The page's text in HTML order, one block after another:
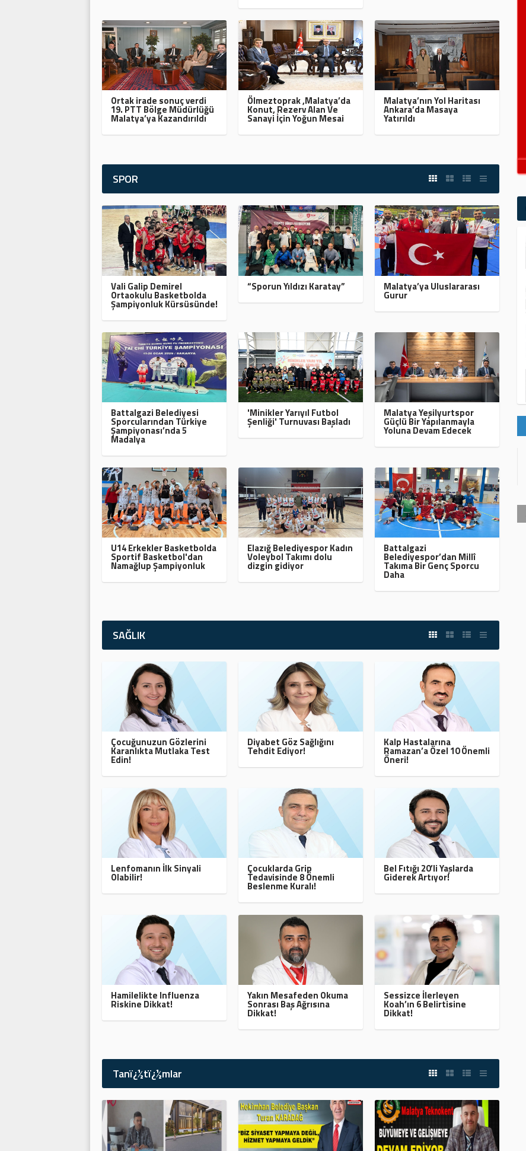
Ortak irade sonuç verdi
19. PTT Bölge Müdürlüğü
Malatya’ya Kazandırıldı
Ölmeztoprak ,Malatya’da
Konut, Rezerv Alan Ve
Sanayi İçin Yoğun Mesai
Malatya’nın Yol Haritası
Ankara’da Masaya
Yatırıldı
SPOR
Vali Galip Demirel
Ortaokulu Basketbolda
Şampiyonluk Kürsüsünde!
“Sporun Yıldızı Karatay” Malatya’ya Uluslararası
Gurur
Battalgazi Belediyesi
Sporcularından Türkiye
Şampiyonası’nda 5
Madalya
'Minikler Yarıyıl Futbol
Şenliği' Turnuvası Başladı
Malatya Yeşilyurtspor
Güçlü Bir Yapılanmayla
Yoluna Devam Edecek
U14 Erkekler Basketbolda
Sportif Basketbol'dan
Namağlup Şampiyonluk
Elazığ Belediyespor Kadın
Voleybol Takımı dolu
dizgin gidiyor
Battalgazi
Belediyespor’dan Millî
Takıma Bir Genç Sporcu
Daha
SAĞLIK
Çocuğunuzun Gözlerini
Karanlıkta Mutlaka Test
Edin!
Diyabet Göz Sağlığını
Tehdit Ediyor!
Kalp Hastalarına
Ramazan’a Özel 10 Önemli
Öneri!
Lenfomanın İlk Sinyali
Olabilir!
Çocuklarda Grip
Tedavisinde 8 Önemli
Beslenme Kuralı!
Bel Fıtığı 20’li Yaşlarda
Giderek Artıyor!
Hamilelikte Influenza
Riskine Dikkat!
Yakın Mesafeden Okuma
Sonrası Baş Ağrısına
Dikkat!
Sessizce İlerleyen
Koah’ın 6 Belirtisine
Dikkat!
Tanï¿½tï¿½mlar